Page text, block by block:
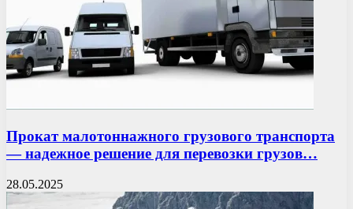
Прокат малотоннажного грузового транспорта
— надежное решение для перевозки грузов…
28.05.2025